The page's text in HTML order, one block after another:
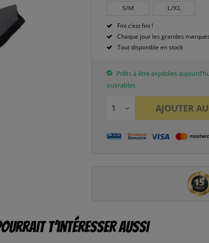
S/M
L/XL
Fini c’est fini !
Chaque jour les grandes
Tout disponible en stock
Prêts à être expédies
ouvrables
AJOUTER AU
t’intéresser aussi